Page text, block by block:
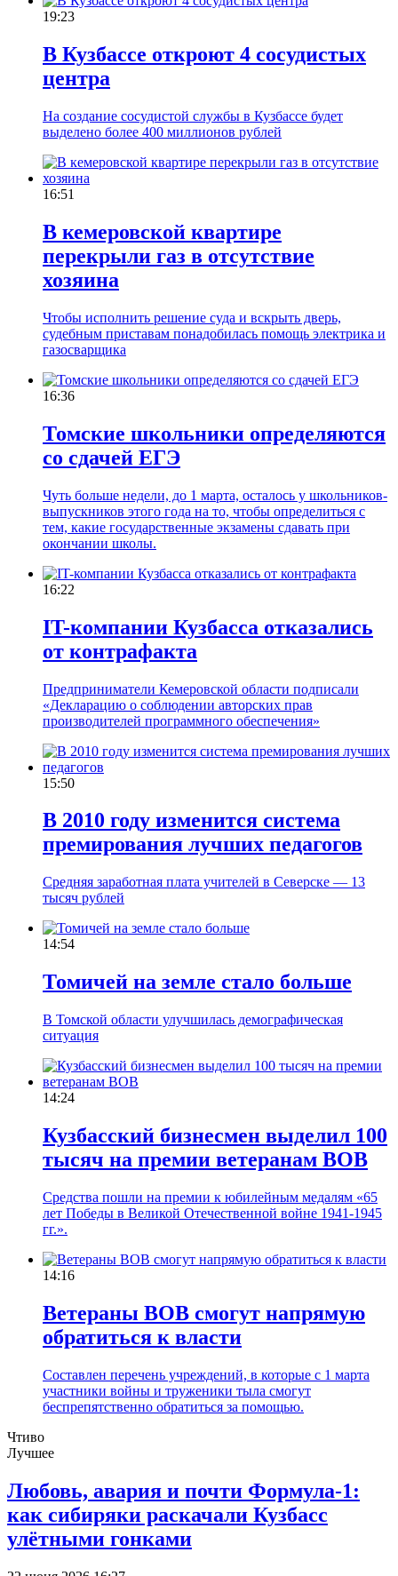
19:23
В Кузбассе откроют 4 сосудистых
центра
На создание сосудистой службы в Кузбассе будет
выделено более 400 миллионов рублей
16:51
В кемеровской квартире
перекрыли газ в отсутствие
хозяина
Чтобы исполнить решение суда и вскрыть дверь,
судебным приставам понадобилась помощь электрика и
газосварщика
16:36
Томские школьники определяются
со сдачей ЕГЭ
Чуть больше недели, до 1 марта, осталось у школьников-
выпускников этого года на то, чтобы определиться с
тем, какие государственные экзамены сдавать при
окончании школы.
16:22
IT-компании Кузбасса отказались
от контрафакта
Предприниматели Кемеровской области подписали
«Декларацию о соблюдении авторских прав
производителей программного обеспечения»
15:50
В 2010 году изменится система
премирования лучших педагогов
Средняя заработная плата учителей в Северске — 13
тысяч рублей
14:54
Томичей на земле стало больше
В Томской области улучшилась демографическая
ситуация
14:24
Кузбасский бизнесмен выделил 100
тысяч на премии ветеранам ВОВ
Средства пошли на премии к юбилейным медалям «65
лет Победы в Великой Отечественной войне 1941-1945
гг.».
14:16
Ветераны ВОВ смогут напрямую
обратиться к власти
Составлен перечень учреждений, в которые с 1 марта
участники войны и труженики тыла смогут
беспрепятственно обратиться за помощью.
Чтиво
Лучшее
Любовь, авария и почти Формула-1:
как сибиряки раскачали Кузбасс
улётными гонками